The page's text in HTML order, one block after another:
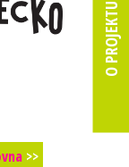
>>
O PROJEKTU